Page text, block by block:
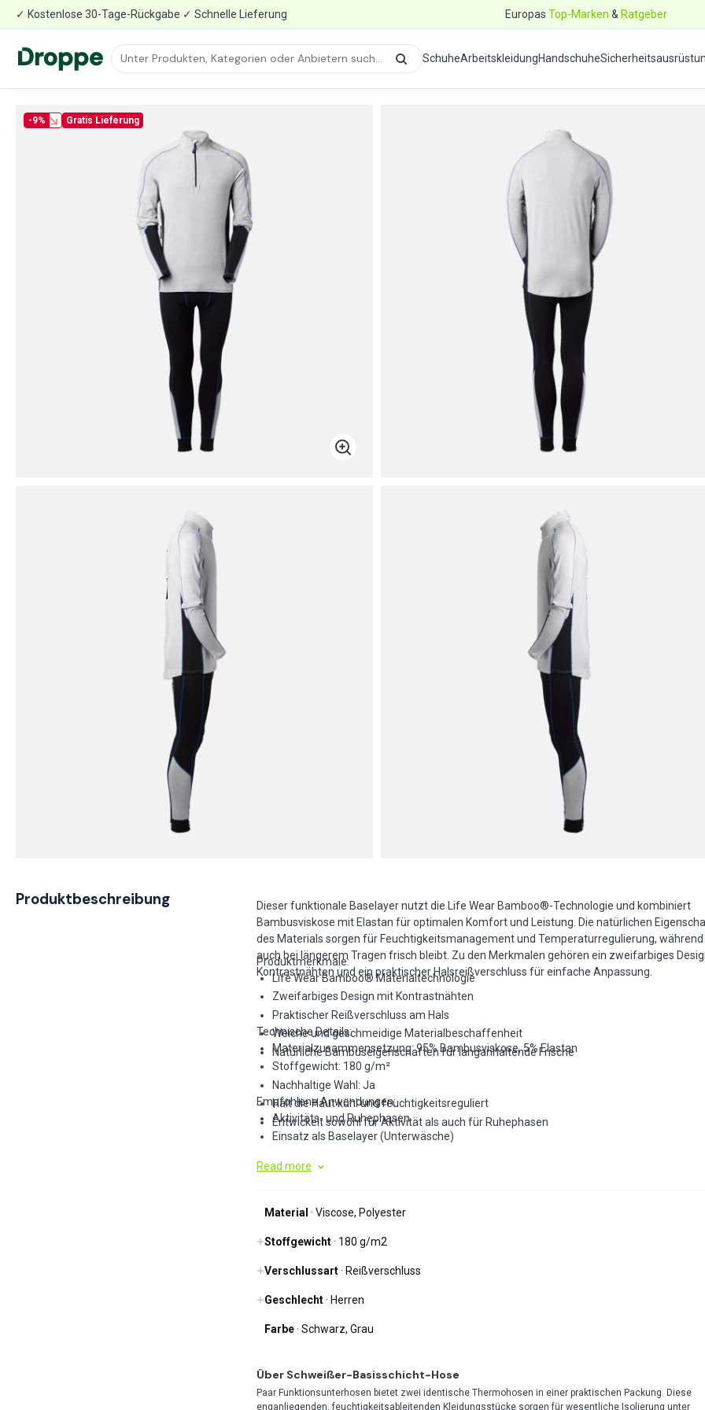
✓ Kostenlose 30-Tage-Rückgabe ✓ Schnelle Lieferung Europas Top-Marken & Ratgeber
SchuheArbeitskleidungHandschuhe
-9% Gratis Lieferung
Produktbeschreibung
Dieser funktionale Baselayer nutzt die Life Wear Bamboo®-Technologie und kombiniert
Bambusviskose mit Elastan für optimalen Komfort und Leistung. Die natürlichen
des Materials sorgen für Feuchtigkeitsmanagement und Temperaturregulierung, während
auch bei längerem Tragen frisch bleibt. Zu den Merkmalen gehören ein zweifarbiges
Kontrastnähten und ein praktischer Halsreißverschluss für einfache Anpassung.
Produktmerkmale:
Life Wear Bamboo® Materialtechnologie
Zweifarbiges Design mit Kontrastnähten
Praktischer Reißverschluss am Hals
Weiche und geschmeidige Materialbeschaffenheit
Natürliche Bambuseigenschaften für langanhaltende Frische
Technische Details:
Materialzusammensetzung: 95% Bambusviskose, 5% Elastan
Stoffgewicht: 180 g/m²
Nachhaltige Wahl: Ja
Hält die Haut kühl und feuchtigkeitsreguliert
Entwickelt sowohl für Aktivität als auch für Ruhephasen
Empfohlene Anwendungen:
Aktivitäts- und Ruhephasen
Einsatz als Baselayer (Unterwäsche)
Read more
Material · Viscose, Polyester
Stoffgewicht· 180 g/m2
Verschlussart· Reißverschluss
Geschlecht· Herren
Farbe· Schwarz, Grau
Über Schweißer-Basisschicht-Hose
Paar Funktionsunterhosen bietet zwei identische Thermohosen in einer praktischen Packung. Diese
enganliegenden, feuchtigkeitsableitenden Kleidungsstücke sorgen für wesentliche Isolierung unter